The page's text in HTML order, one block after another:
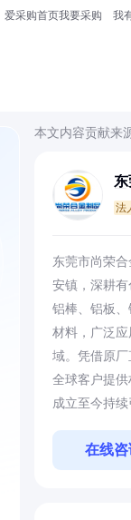
爱采购首页我要采购 我
本文内容贡献来
法
东莞市尚荣
安镇，深耕
铝棒、铝板
材料，广泛
域。凭借原
全球客户提供
成立至今持续
在线咨